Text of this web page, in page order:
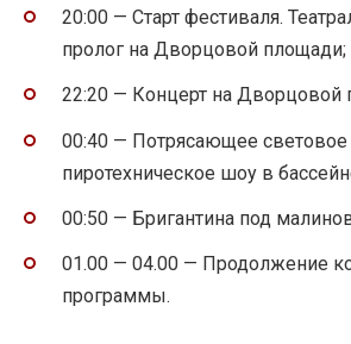
20:00 — Старт фестиваля.
пролог на Дворцовой площади;
22:20 — Концерт на Дворцовой
00:40 — Потрясающее световое
пиротехническое шоу в
00:50 — Бригантина под
01.00 — 04.00 — Продолжение
программы.